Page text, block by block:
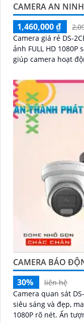
CAMERA AN
1,460,000 ₫
Camera giá rẻ DS-
ảnh FULL HD 1080P sắc nét. Chức năng thông minh
giúp camera hoạt
CAMERA BÁO
30%
liên hệ
Camera quan sát
siêu sáng và đẹp,
1080P rõ